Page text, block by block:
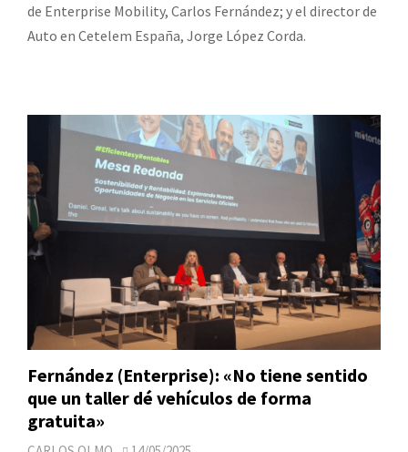
de Enterprise Mobility, Carlos Fernández; y el director de
Auto en Cetelem España, Jorge López Corda.
Fernández (Enterprise): «No tiene sentido
que un taller dé vehículos de forma
gratuita»